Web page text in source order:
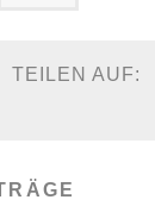
TEILEN AUF: